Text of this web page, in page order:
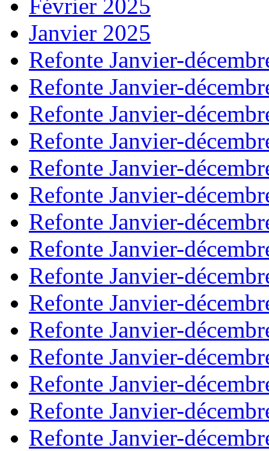
Février 2025
Janvier 2025
Refonte Janvier-
Refonte Janvier-
Refonte Janvier-
Refonte Janvier-
Refonte Janvier-
Refonte Janvier-
Refonte Janvier-
Refonte Janvier-
Refonte Janvier-
Refonte Janvier-
Refonte Janvier-
Refonte Janvier-
Refonte Janvier-
Refonte Janvier-
Refonte Janvier-